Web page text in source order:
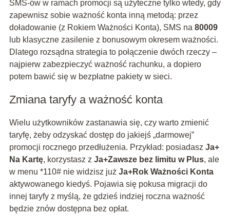
SMS-ów w ramach promocji są użyteczne tylko wtedy, gdy
zapewnisz sobie ważność konta inną metodą: przez
doładowanie (z Rokiem Ważności Konta), SMS na 80009
lub klasyczne zasilenie z bonusowym okresem ważności.
Dlatego rozsądna strategia to połączenie dwóch rzeczy –
najpierw zabezpieczyć ważność rachunku, a dopiero
potem bawić się w bezpłatne pakiety w sieci.
Zmiana taryfy a ważność konta
Wielu użytkowników zastanawia się, czy warto zmienić
taryfę, żeby odzyskać dostęp do jakiejś „darmowej”
promocji rocznego przedłużenia. Przykład: posiadasz Ja+
Na Kartę, korzystasz z Ja+Zawsze bez limitu w Plus, ale
w menu *110# nie widzisz już Ja+Rok Ważności Konta
aktywowanego kiedyś. Pojawia się pokusa migracji do
innej taryfy z myślą, że gdzieś indziej roczna ważność
będzie znów dostępna bez opłat.